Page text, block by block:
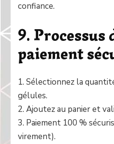
confiance.
9. Processus
paiement
1. Sélectionnez la
gélules.
2. Ajoutez au panier et
3. Paiement 100 %
virement).